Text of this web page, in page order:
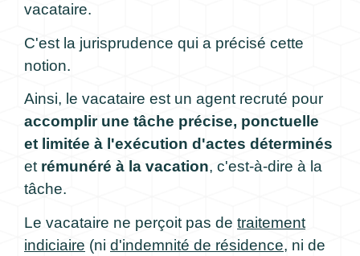
vacataire.
C'est la jurisprudence qui a précisé cette
notion.
Ainsi, le vacataire est un agent recruté pour
accomplir une tâche précise, ponctuelle
et limitée à l'exécution d'actes déterminés
et rémunéré à la vacation, c'est-à-dire à la
tâche.
Le vacataire ne perçoit pas de traitement
indiciaire (ni d'indemnité de résidence, ni de